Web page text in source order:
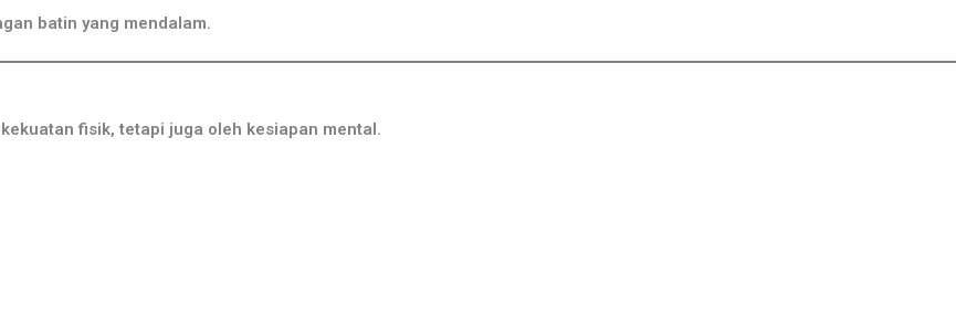
batin yang mendalam.
fisik, tetapi juga oleh kesiapan mental.